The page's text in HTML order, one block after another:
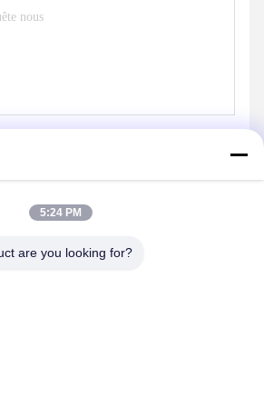
Envoyez
5:24 PM
are you looking for?